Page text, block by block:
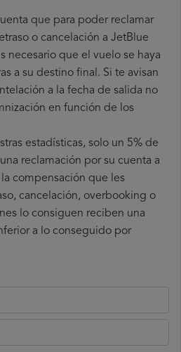
que para poder reclamar
o cancelación a JetBlue
necesario que el vuelo se haya
a su destino final. Si te avisan
a la fecha de salida no
en función de los
estadísticas, solo un 5% de
reclamación por su cuenta a
compensación que les
cancelación, overbooking o
lo consiguen reciben una
a lo conseguido por